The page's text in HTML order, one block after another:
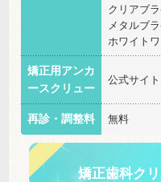
クリアブ
メタルブ
ホワイト
矯正用アンカ
ースクリュー
公式サイ
再診・調整料 無料
矯正歯科ク